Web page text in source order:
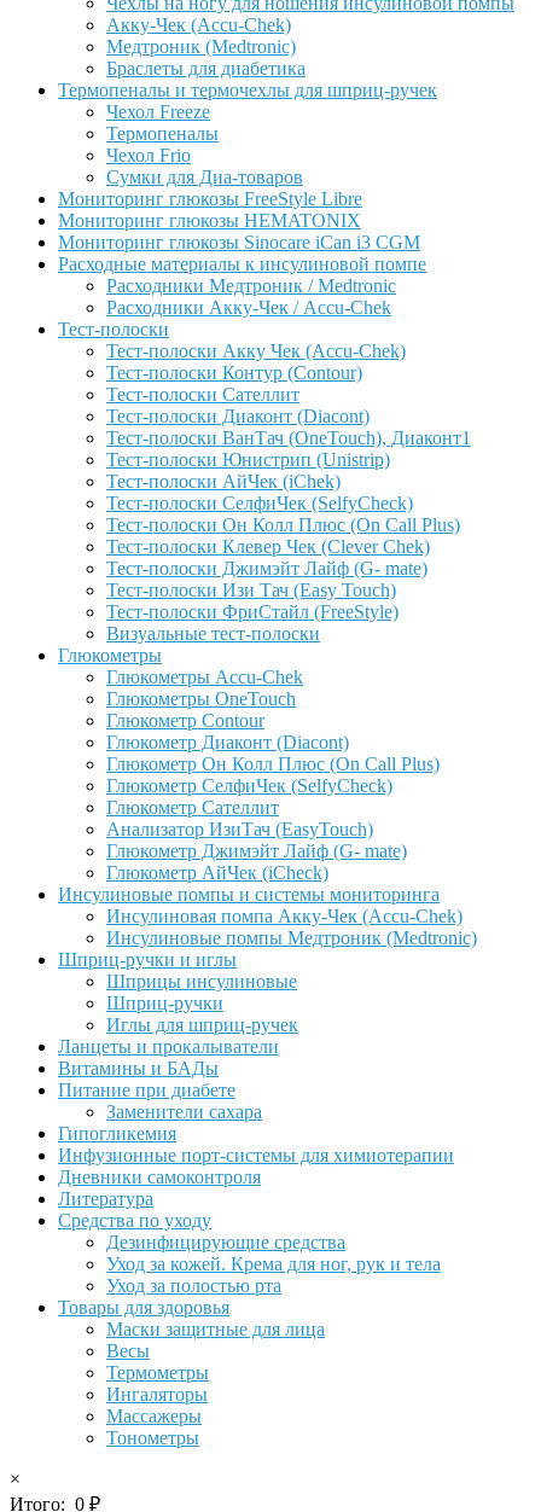
Акку-Чек (Accu-Chek)
Медтроник (Medtronic)
Браслеты для диабетика
Термопеналы и термочехлы для шприц-ручек
Чехол Freeze
Термопеналы
Чехол Frio
Сумки для Диа-товаров
Мониторинг глюкозы FreeStyle Libre
Мониторинг глюкозы HEMATONIX
Мониторинг глюкозы Sinocare iCan i3 CGM
Расходные материалы к инсулиновой помпе
Расходники Медтроник / Medtronic
Расходники Акку-Чек / Accu-Chek
Тест-полоски
Тест-полоски Акку Чек (Accu-Chek)
Тест-полоски Контур (Contour)
Тест-полоски Сателлит
Тест-полоски Диаконт (Diacont)
Тест-полоски ВанТач (OneTouch), Диаконт1
Тест-полоски Юнистрип (Unistrip)
Тест-полоски АйЧек (iChek)
Тест-полоски СелфиЧек (SelfyCheck)
Тест-полоски Он Колл Плюс (On Call Plus)
Тест-полоски Клевер Чек (Clever Chek)
Тест-полоски Джимэйт Лайф (G- mate)
Тест-полоски Изи Тач (Easy Touch)
Тест-полоски ФриCтайл (FreeStyle)
Визуальные тест-полоски
Глюкометры
Глюкометры Accu-Сhek
Глюкометры OneTouch
Глюкометр Contour
Глюкометр Диаконт (Diacont)
Глюкометр Он Колл Плюс (On Call Plus)
Глюкометр СелфиЧек (SelfyCheck)
Глюкометр Сателлит
Анализатор ИзиТач (EasyTouch)
Глюкометр Джимэйт Лайф (G- mate)
Глюкометр АйЧек (iCheck)
Инсулиновые помпы и системы мониторинга
Инсулиновая помпа Акку-Чек (Accu-Chek)
Инсулиновые помпы Медтроник (Medtronic)
Шприц-ручки и иглы
Шприцы инсулиновые
Шприц-ручки
Иглы для шприц-ручек
Ланцеты и прокалыватели
Витамины и БАДы
Питание при диабете
Заменители сахара
Гипогликемия
Инфузионные порт-системы для химиотерапии
Дневники самоконтроля
Литература
Средства по уходу
Дезинфицирующие средства
Уход за кожей. Крема для ног, рук и тела
Уход за полостью рта
Товары для здоровья
Маски защитные для лица
Весы
Термометры
Ингаляторы
Массажеры
Тонометры
×
Итого: 0 ₽